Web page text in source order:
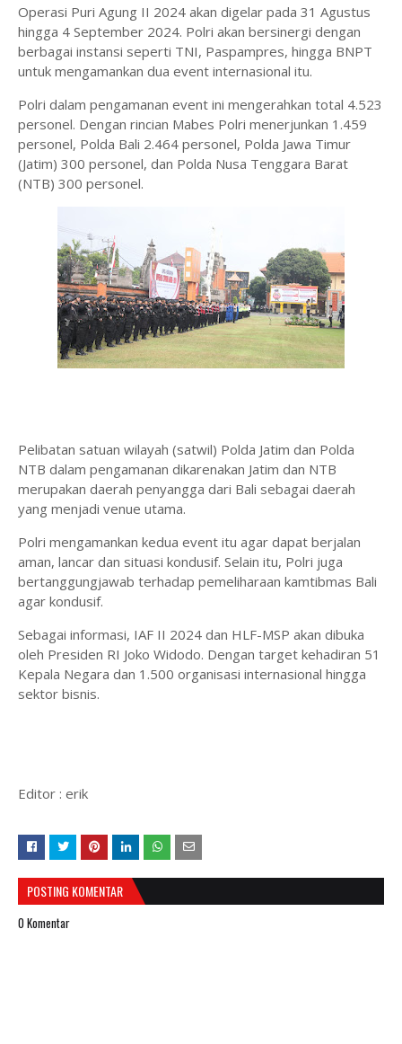
Operasi Puri Agung II 2024 akan digelar pada 31 Agustus
hingga 4 September 2024. Polri akan bersinergi dengan
berbagai instansi seperti TNI, Paspampres, hingga BNPT
untuk mengamankan dua event internasional itu.
Polri dalam pengamanan event ini mengerahkan total 4.523
personel. Dengan rincian Mabes Polri menerjunkan 1.459
personel, Polda Bali 2.464 personel, Polda Jawa Timur
(Jatim) 300 personel, dan Polda Nusa Tenggara Barat
(NTB) 300 personel.
Pelibatan satuan wilayah (satwil) Polda Jatim dan Polda
NTB dalam pengamanan dikarenakan Jatim dan NTB
merupakan daerah penyangga dari Bali sebagai daerah
yang menjadi venue utama.
Polri mengamankan kedua event itu agar dapat berjalan
aman, lancar dan situasi kondusif. Selain itu, Polri juga
bertanggungjawab terhadap pemeliharaan kamtibmas Bali
agar kondusif.
Sebagai informasi, IAF II 2024 dan HLF-MSP akan dibuka
oleh Presiden RI Joko Widodo. Dengan target kehadiran 51
Kepala Negara dan 1.500 organisasi internasional hingga
sektor bisnis.
Editor : erik
POSTING KOMENTAR
0 Komentar